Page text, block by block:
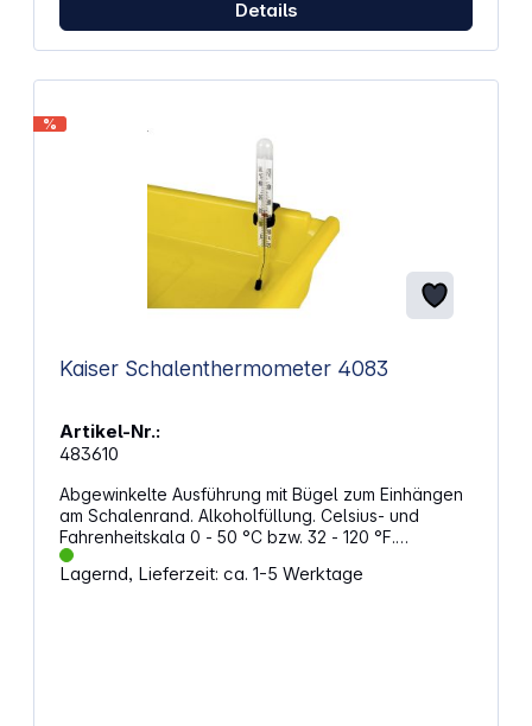
Details
%
Kaiser Schalenthermometer 4083
Artikel-Nr.:
483610
Abgewinkelte Ausführung mit Bügel zum Einhängen
am Schalenrand. Alkoholfüllung. Celsius- und
Fahrenheitskala 0 - 50 °C bzw. 32 - 120 °F.
Markierung bei 18 °C (64 °F). - Länge: 85 mm + 45
mm Schenkellänge- Ø 10 mm
Lagernd, Lieferzeit: ca. 1-5 Werktage